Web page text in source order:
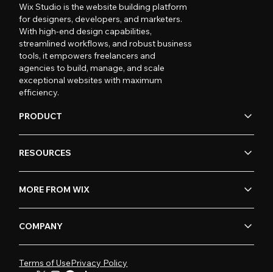
Wix Studio is the website building platform
for designers, developers, and marketers.
With high-end design capabilities,
streamlined workflows, and robust business
tools, it empowers freelancers and
agencies to build, manage, and scale
exceptional websites with maximum
efficiency.
PRODUCT
RESOURCES
MORE FROM WIX
COMPANY
Terms of UsePrivacy Policy